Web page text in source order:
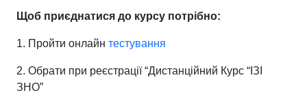
Щоб приєднатися до курсу потрібно:
1. Пройти онлайн тестування
2. Обрати при реєстрації “Дистанційний Курс “ІЗІ
ЗНО”